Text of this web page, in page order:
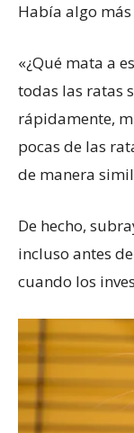
Había algo
«¿Qué mata a
todas las ratas
rápidamente,
pocas de las
de manera
De hecho,
incluso antes
cuando los